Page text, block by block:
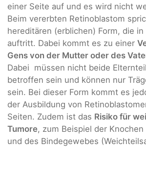
einer Seite auf und es wird nicht
Beim vererbten Retinoblastom
hereditären (erblichen) Form, die in
auftritt. Dabei kommt es zu einer
Gens von der Mutter oder des
Dabei müssen nicht beide
betroffen sein und können nur
sein. Bei dieser Form kommt es
der Ausbildung von
Seiten. Zudem ist das Risiko für
Tumore, zum Beispiel der Knochen
und des Bindegewebes